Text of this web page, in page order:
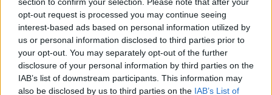
opt-out request is processed you may continue seeing
interest-based ads based on personal information utilized by
us or personal information disclosed to third parties prior to
your opt-out. You may separately opt-out of the further
disclosure of your personal information by third parties on the
IAB’s list of downstream participants. This information may
also be disclosed by us to third parties on the IAB’s List of
coppia
Francesco Totti e Noemi Bocchi sono volati a Dubai per il
Globe Soccer Awards. I due non si nascondono più e
affrontano per la prima volta da coppia il red carpet del
Gala Internazionale del calcio, mostrandosi più affiatati